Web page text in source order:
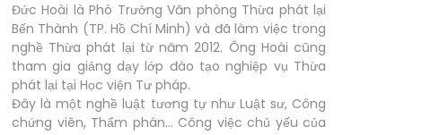
Đức Hoài là Phó Trưởng Văn phòng Thừa phát lại
Bến Thành (TP. Hồ Chí Minh) và đã làm việc trong
nghề Thừa phát lại từ năm 2012. Ông Hoài cũng
tham gia giảng dạy lớp đào tạo nghiệp vụ Thừa
phát lại tại Học viện Tư pháp.
Đây là một nghề luật tương tự như Luật sư, Công
chứng viên, Thẩm phán... Công việc chủ yếu của